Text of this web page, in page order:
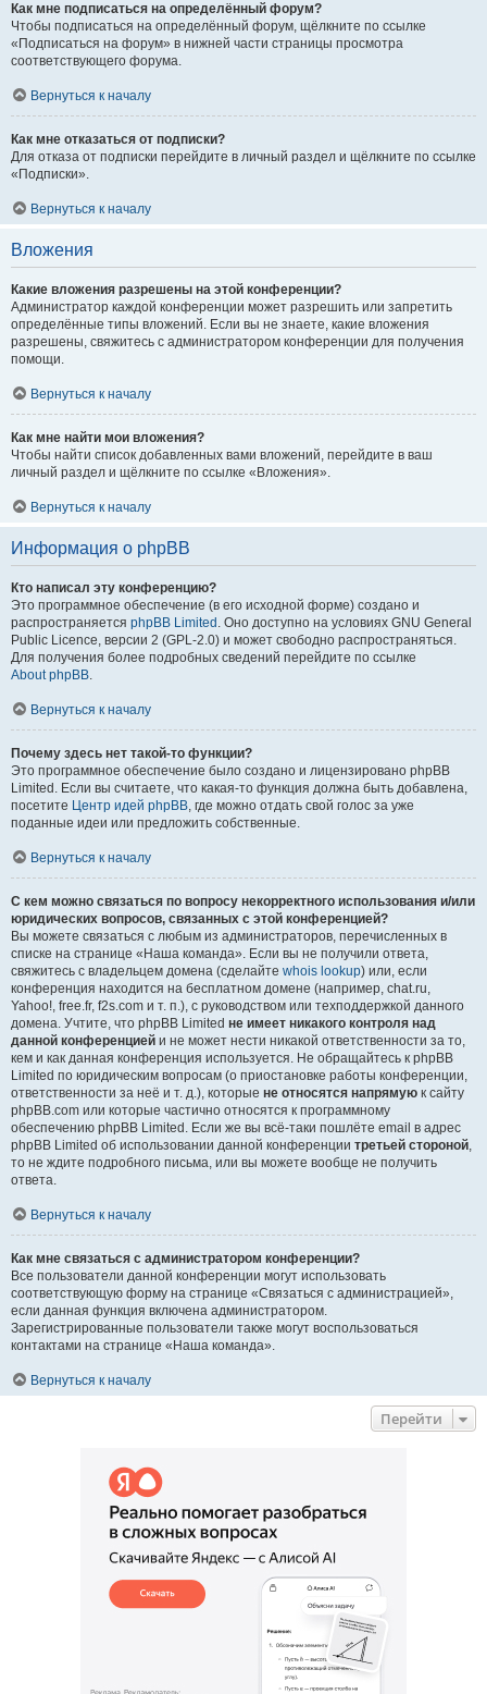
Как мне подписаться на определённый форум?
Чтобы подписаться на определённый форум, щёлкните по ссылке
«Подписаться на форум» в нижней части страницы просмотра
соответствующего форума.
Вернуться к началу
Как мне отказаться от подписки?
Для отказа от подписки перейдите в личный раздел и щёлкните по ссылке
«Подписки».
Вернуться к началу
Вложения
Какие вложения разрешены на этой конференции?
Администратор каждой конференции может разрешить или запретить
определённые типы вложений. Если вы не знаете, какие вложения
разрешены, свяжитесь с администратором конференции для получения
помощи.
Вернуться к началу
Как мне найти мои вложения?
Чтобы найти список добавленных вами вложений, перейдите в ваш
личный раздел и щёлкните по ссылке «Вложения».
Вернуться к началу
Информация о phpBB
Кто написал эту конференцию?
Это программное обеспечение (в его исходной форме) создано и
распространяется phpBB Limited . Оно доступно на условиях GNU General
Public Licence, версии 2 (GPL-2.0) и может свободно распространяться.
Для получения более подробных сведений перейдите по ссылке
About phpBB.
Вернуться к началу
Почему здесь нет такой-то функции?
Это программное обеспечение было создано и лицензировано phpBB
Limited. Если вы считаете, что какая-то функция должна быть добавлена,
посетите Центр идей phpBB, где можно отдать свой голос за уже
поданные идеи или предложить собственные.
Вернуться к началу
С кем можно связаться по вопросу некорректного использования и/или
юридических вопросов, связанных с этой конференцией?
Вы можете связаться с любым из администраторов, перечисленных в
списке на странице «Наша команда». Если вы не получили ответа,
свяжитесь с владельцем домена (сделайте whois lookup) или, если
конференция находится на бесплатном домене (например, chat.ru,
Yahoo!, free.fr, f2s.com и т. п.), с руководством или техподдержкой данного
домена. Учтите, что phpBB Limited не имеет никакого контроля над
данной конференцией и не может нести никакой ответственности за то,
кем и как данная конференция используется. Не обращайтесь к phpBB
Limited по юридическим вопросам (о приостановке работы конференции,
ответственности за неё и т. д.), которые не относятся напрямую к сайту
phpBB.com или которые частично относятся к программному
обеспечению phpBB Limited. Если же вы всё-таки пошлёте email в адрес
phpBB Limited об использовании данной конференции третьей стороной,
то не ждите подробного письма, или вы можете вообще не получить
ответа.
Вернуться к началу
Как мне связаться с администратором конференции?
Все пользователи данной конференции могут использовать
соответствующую форму на странице «Связаться с администрацией»,
если данная функция включена администратором.
Зарегистрированные пользователи также могут воспользоваться
контактами на странице «Наша команда».
Вернуться к началу
Перейти